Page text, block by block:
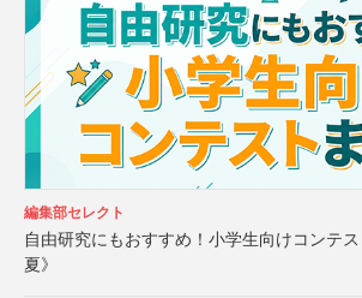
編集部セレクト
自由研究にもおすすめ！小学生向けコンテ
夏》